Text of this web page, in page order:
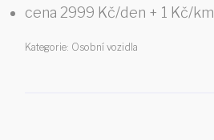
cena 2999 Kč/den + 1 Kč/km
Kategorie: Osobní vozidla